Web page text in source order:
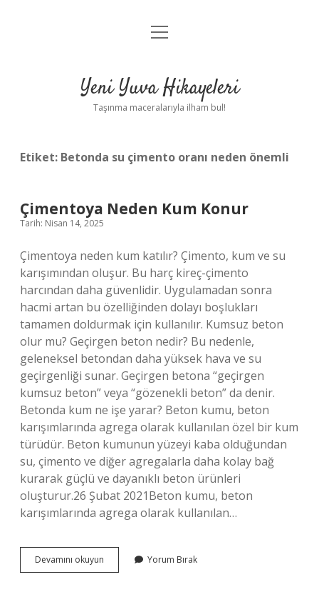
Anasayfa
Yasal Uyarı
menüyü
Yeni Yuva Hikayeleri
Taşınma maceralarıyla ilham bul!
Etiket: Betonda su çimento oranı neden önemli
Çimentoya Neden Kum Konur
Tarih: Nisan 14, 2025
Çimentoya neden kum katılır? Çimento, kum ve su
karışımından oluşur. Bu harç kireç-çimento
harcından daha güvenlidir. Uygulamadan sonra
hacmi artan bu özelliğinden dolayı boşlukları
tamamen doldurmak için kullanılır. Kumsuz beton
olur mu? Geçirgen beton nedir? Bu nedenle,
geleneksel betondan daha yüksek hava ve su
geçirgenliği sunar. Geçirgen betona “geçirgen
kumsuz beton” veya “gözenekli beton” da denir.
Betonda kum ne işe yarar? Beton kumu, beton
karışımlarında agrega olarak kullanılan özel bir kum
türüdür. Beton kumunun yüzeyi kaba olduğundan
su, çimento ve diğer agregalarla daha kolay bağ
kurarak güçlü ve dayanıklı beton ürünleri
oluşturur.26 Şubat 2021Beton kumu, beton
karışımlarında agrega olarak kullanılan…
Devamını okuyun Çimentoya
Neden
Yorum Bırak